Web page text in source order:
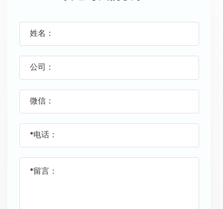
姓名：
公司：
微信：
*电话：
*留言：